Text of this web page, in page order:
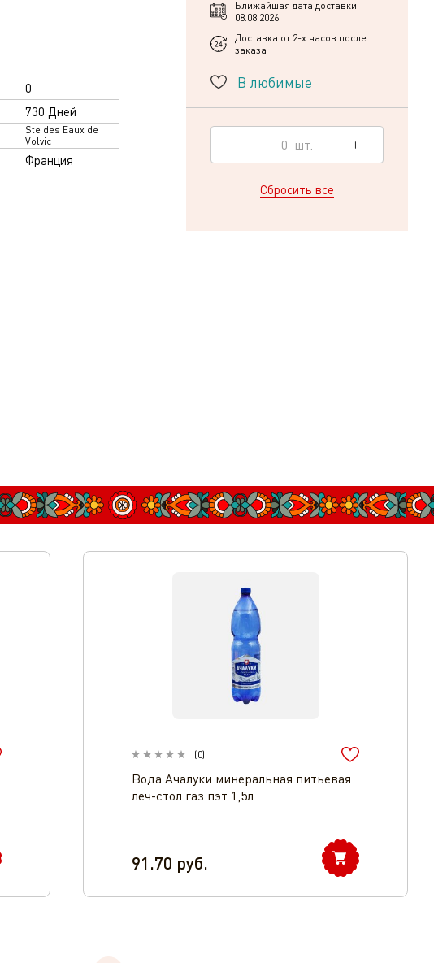
0
730 Дней
Ste des Eaux de
Volvic
Франция
Ближайшая дата доставки:
08.08.2026
Доставка от 2-х часов после
заказа
В любимые
0 шт.
Сбросить все
(0)
Вода Ачалуки минеральная питьевая
леч-стол газ пэт 1,5л
91.70 руб.